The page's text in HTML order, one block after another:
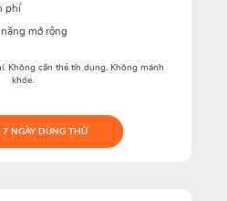
phí
mở rộng
Không cần thẻ tín dụng. Không mánh
khóe.
NGÀY DÙNG THỬ